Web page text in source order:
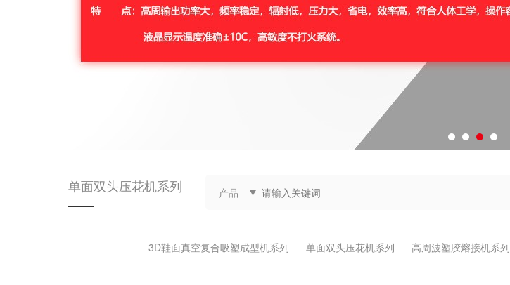
单面双头压花机系列
——
产品
3D鞋面真空复合吸塑成型机系列 单面双头压花机系列 高周波塑胶熔接机系列